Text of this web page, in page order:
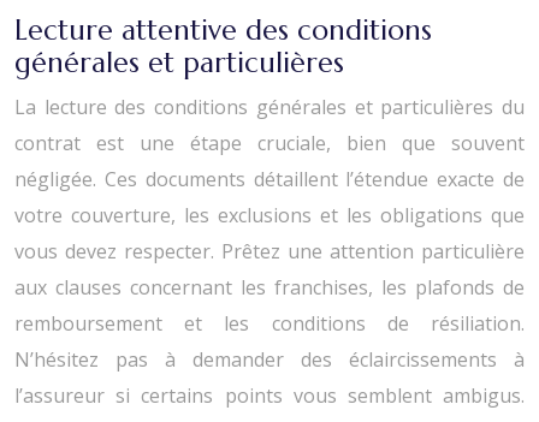
Lecture attentive des conditions
générales et particulières
La lecture des conditions générales et particulières du
contrat est une étape cruciale, bien que souvent
négligée. Ces documents détaillent l’étendue exacte de
votre couverture, les exclusions et les obligations que
vous devez respecter. Prêtez une attention particulière
aux clauses concernant les franchises, les plafonds de
remboursement et les conditions de résiliation.
N’hésitez pas à demander des éclaircissements à
l’assureur si certains points vous semblent ambigus.